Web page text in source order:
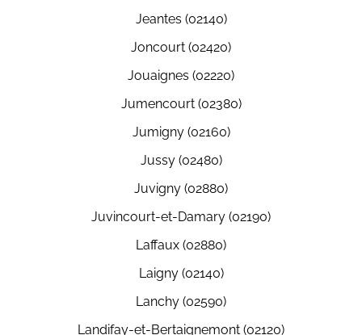
Jeantes (02140)
Joncourt (02420)
Jouaignes (02220)
Jumencourt (02380)
Jumigny (02160)
Jussy (02480)
Juvigny (02880)
Juvincourt-et-Damary (02190)
Laffaux (02880)
Laigny (02140)
Lanchy (02590)
Landifay-et-Bertaignemont (02120)